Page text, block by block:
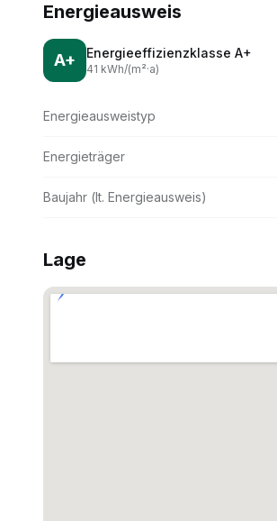
Energieausweis
A+ Energieeffizienzklasse A+
41 kWh/(m²·a)
Energieausweistyp
Energieträger
Baujahr (lt. Energieausweis)
Lage